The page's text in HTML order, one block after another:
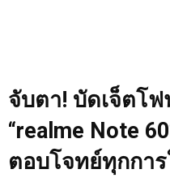
จับตา! บัดเจ็ตโ
“realme Note
ตอบโจทย์ทุกกา